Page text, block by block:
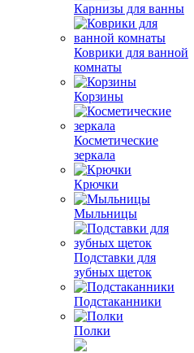
Карнизы для ванны
Коврики для ванной
комнаты
Корзины
Косметические
зеркала
Крючки
Мыльницы
Подставки для
зубных щеток
Подстаканники
Полки